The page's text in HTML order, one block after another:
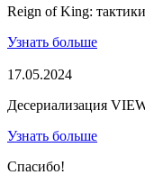
Reign of King:
Узнать больше
17.05.2024
Десериализация
Узнать больше
Спасибо!